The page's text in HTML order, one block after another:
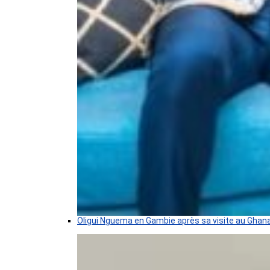
Oligui Nguema en Gambie après sa visite au